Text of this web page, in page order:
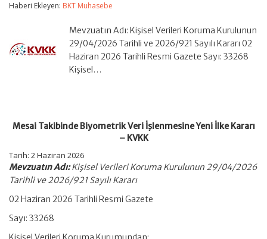
Yeni
Kararı
KVKK
Haberi Ekleyen: BKT Muhasebe
Mevzuatın Adı: Kişisel Verileri Koruma Kurulunun
29/04/2026 Tarihli ve 2026/921 Sayılı Kararı 02
Haziran 2026 Tarihli Resmi Gazete Sayı: 33268
Kişisel…
Mesai Takibinde Biyometrik Veri İşlenmesine Yeni İlke Kararı
– KVKK
Tarih: 2 Haziran 2026
Mevzuatın Adı:Kişisel Verileri Koruma Kurulunun 29/04/2026
Tarihli ve 2026/921 Sayılı Kararı
02 Haziran 2026 Tarihli Resmi Gazete
Sayı: 33268